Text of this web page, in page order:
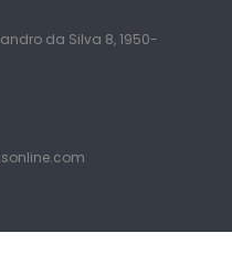
da Silva 8, 1950-